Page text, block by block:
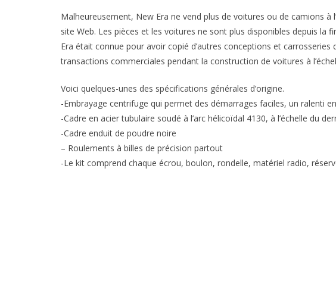
Malheureusement, New Era ne vend plus de voitures ou de camions à
site Web. Les pièces et les voitures ne sont plus disponibles depuis la
Era était connue pour avoir copié d’autres conceptions et carrosseries
transactions commerciales pendant la construction de voitures à
Voici quelques-unes des spécifications générales d’origine.
-Embrayage centrifuge qui permet des démarrages faciles, un ralenti
-Cadre en acier tubulaire soudé à l’arc hélicoïdal 4130, à l’échelle du
-Cadre enduit de poudre noire
– Roulements à billes de précision partout
-Le kit comprend chaque écrou, boulon, rondelle, matériel radio,